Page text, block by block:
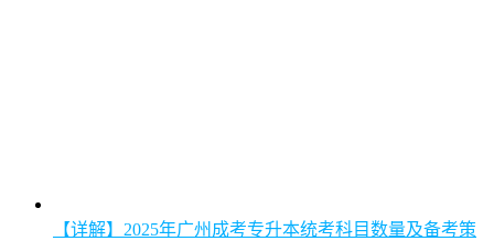
【详解】2025年广州成考专升本统考科目数量及备考策